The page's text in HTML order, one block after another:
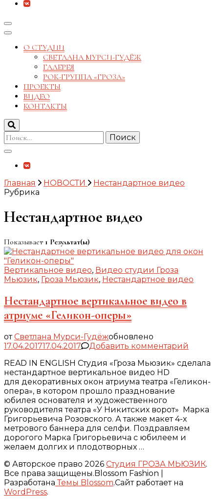
О СТУДИИ
СВЕТЛАНА МУРСИ-ГУДЁЖ
ГАЛЕРЕЯ
РОК-ГРУППА «ГРОЗА»
ПРОЕКТЫ
ВИДЕО
КОНТАКТЫ
Найти:
Главная НОВОСТИ
Нестандартное видео
Рубрика
Нестандартное видео
Показывает 1 Результат(ы)
Вертикальное видео, Видео студии Гроза
Мьюзик, Гроза Мьюзик, Нестандартное видео
Нестандартное вертикальное видео в
атриуме «Геликон-оперы»
отСветлана Мурси-Гудёжобновлено
17.04.201717.04.2017 Добавить комментарий
видео
READ IN ENGLISH Студия «Гроза Мьюзик» сделала
нестандартное вертикальное видео HD
для декоративных окон атриума театра «Геликон-
опера», в котором прошло празднование
юбилея основателя и художественного
руководителя театра «У Никитских ворот» Марка
Григорьевича Розовского. А также макет 4-х
метрового баннера для селфи. Поздравляем
дорогого Марка Григорьевича с юбилеем и
желаем долгих и плодотворных …
© Авторское право 2026 Студия ГРОЗА МЬЮЗИК.
Все права защищены.Blossom Fashion |
Разработана Темы Blossom.Сайт работает на
WordPress.